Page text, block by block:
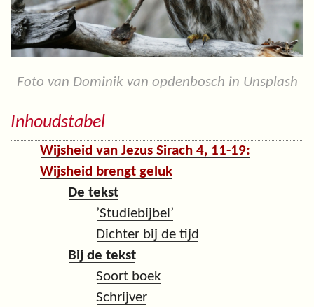
Foto van Dominik van opdenbosch in Unsplash
Inhoudstabel
Wijsheid van Jezus Sirach 4, 11-19:
Wijsheid brengt geluk
De tekst
’Studiebijbel’
Dichter bij de tijd
Bij de tekst
Soort boek
Schrijver